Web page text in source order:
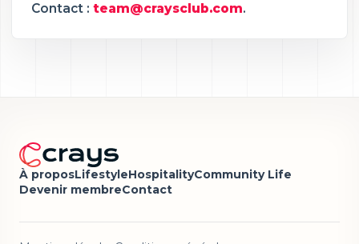
Contact : team@craysclub.com.
À proposLifestyleHospitalityCommunity Life
Devenir membreContact